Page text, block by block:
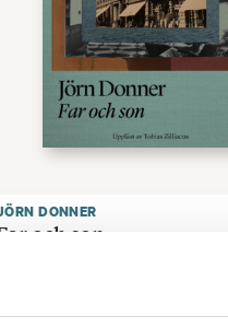
DONNER
och son